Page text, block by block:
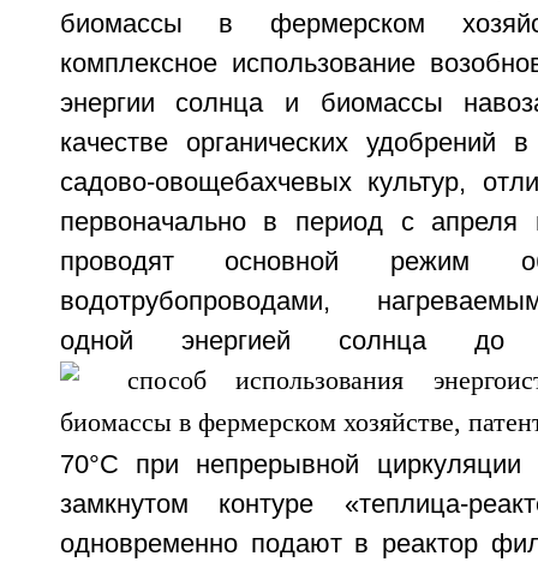
биомассы в фермерском
комплексное использование
энергии солнца и биомассы
качестве органических удобрений
садово-овощебахчевых культур,
первоначально в период с апреля
проводят основной режим
водотрубопроводами,
одной энергией солнца до
70°С при непрерывной
замкнутом контуре «теплица-
одновременно подают в реактор